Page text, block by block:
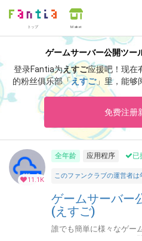
トップ Market
ゲームサーバー公開ツー
登录Fantia为えすご应援吧！ 现在
的粉丝俱乐部「えすご」里，能够
固定化「なし」・月額プランの
免费注册
11.1K
全年龄 应用程序 已
このファンクラブの運営者
ゲームサーバー
(えすご)
誰でも簡単に様々なゲー